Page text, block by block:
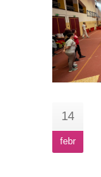
14
febr